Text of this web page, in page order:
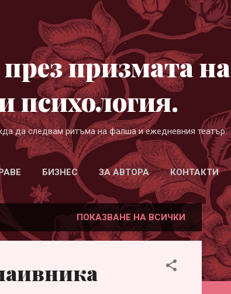
призмата на
психология.
да следвам ритъма на фалша и ежедневния театър.
БИЗНЕС ЗА АВТОРА КОНТАКТИ
ПОКАЗВАНЕ НА ВСИЧКИ